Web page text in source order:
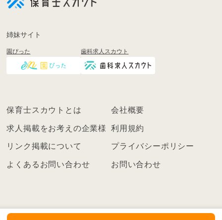
登
く
ン
こ
姉妹サイト
園ぴった 歯科求人スカウト
保育士スカウトとは 会社概要
求人掲載をお考えの企業様 利用規約
リンク掲載について プライバシーポリシー
よくあるお問い合わせ お問い合わせ